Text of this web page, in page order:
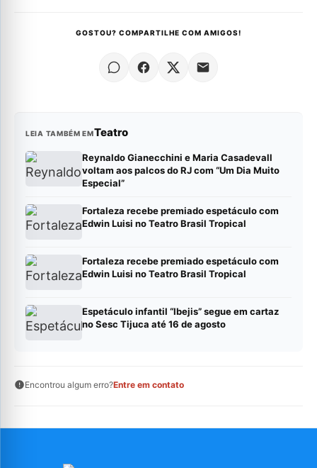
GOSTOU? COMPARTILHE COM AMIGOS!
LEIA TAMBÉM EMTeatro
Reynaldo Gianecchini e Maria Casadevall
voltam aos palcos do RJ com “Um Dia Muito
Especial”
Fortaleza recebe premiado espetáculo com
Edwin Luisi no Teatro Brasil Tropical
Fortaleza recebe premiado espetáculo com
Edwin Luisi no Teatro Brasil Tropical
Espetáculo infantil “Ibejis” segue em cartaz
no Sesc Tijuca até 16 de agosto
Encontrou algum erro?Entre em contato